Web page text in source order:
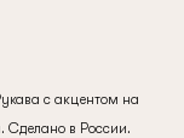
c акцентом на
Сделано в России.